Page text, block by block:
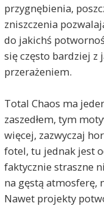
przygnębienia,
zniszczenia
do jakichś
się często bardziej z
przerażeniem.
Total Chaos ma
zaszedłem, tym
więcej, zazwyczaj
fotel, tu jednak jest
faktycznie straszne
na gęstą atmosferę,
Nawet projekty